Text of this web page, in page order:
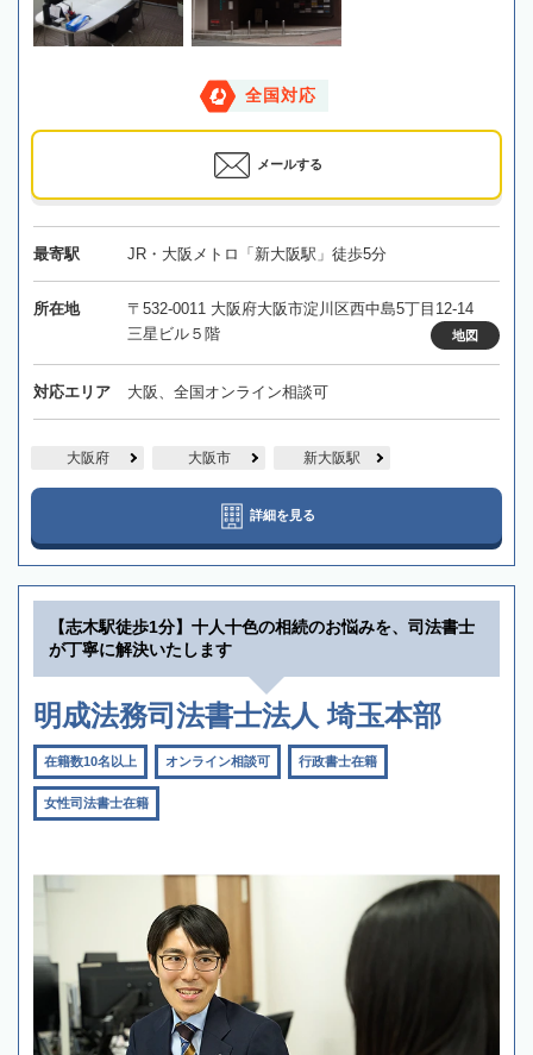
全国対応
メールする
最寄駅 JR・大阪メトロ「新大阪駅」徒歩5分
所在地
〒532-0011 大阪府大阪市淀川区西中島5丁目12-14
三星ビル５階
地図
対応エリア 大阪、全国オンライン相談可
大阪府 大阪市 新大阪駅
詳細を見る
【志木駅徒歩1分】十人十色の相続のお悩みを、司法書士
が丁寧に解決いたします
明成法務司法書士法人 埼玉本部
在籍数10名以上 オンライン相談可 行政書士在籍
女性司法書士在籍